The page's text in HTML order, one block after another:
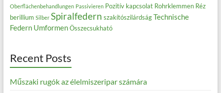
Oberflächenbehandlungen Passivieren Pozitív kapcsolat Rohrklemmen Réz
berillium Silber Spiralfedern szakítószilárdság Technische
Federn Umformen Összecsukható
Recent Posts
Műszaki rugók az élelmiszeripar számára